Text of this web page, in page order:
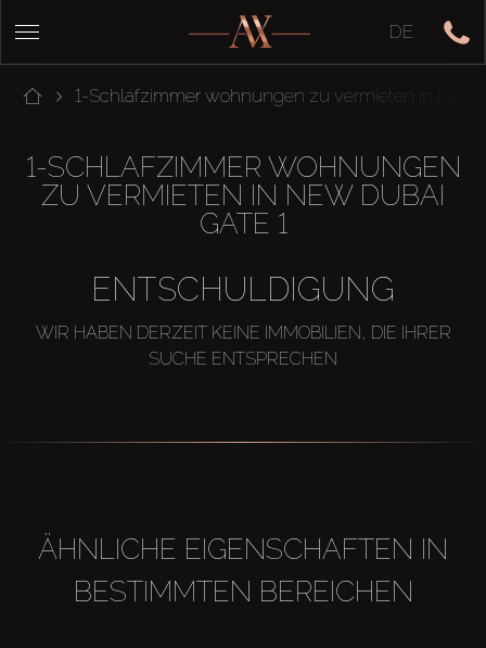
DE
1-Schlafzimmer wohnungen zu vermieten in New
1-SCHLAFZIMMER WOHNUNGEN
ZU VERMIETEN IN NEW DUBAI
GATE 1
ENTSCHULDIGUNG
WIR HABEN DERZEIT KEINE IMMOBILIEN, DIE IHRER
SUCHE ENTSPRECHEN
ÄHNLICHE EIGENSCHAFTEN IN
BESTIMMTEN BEREICHEN